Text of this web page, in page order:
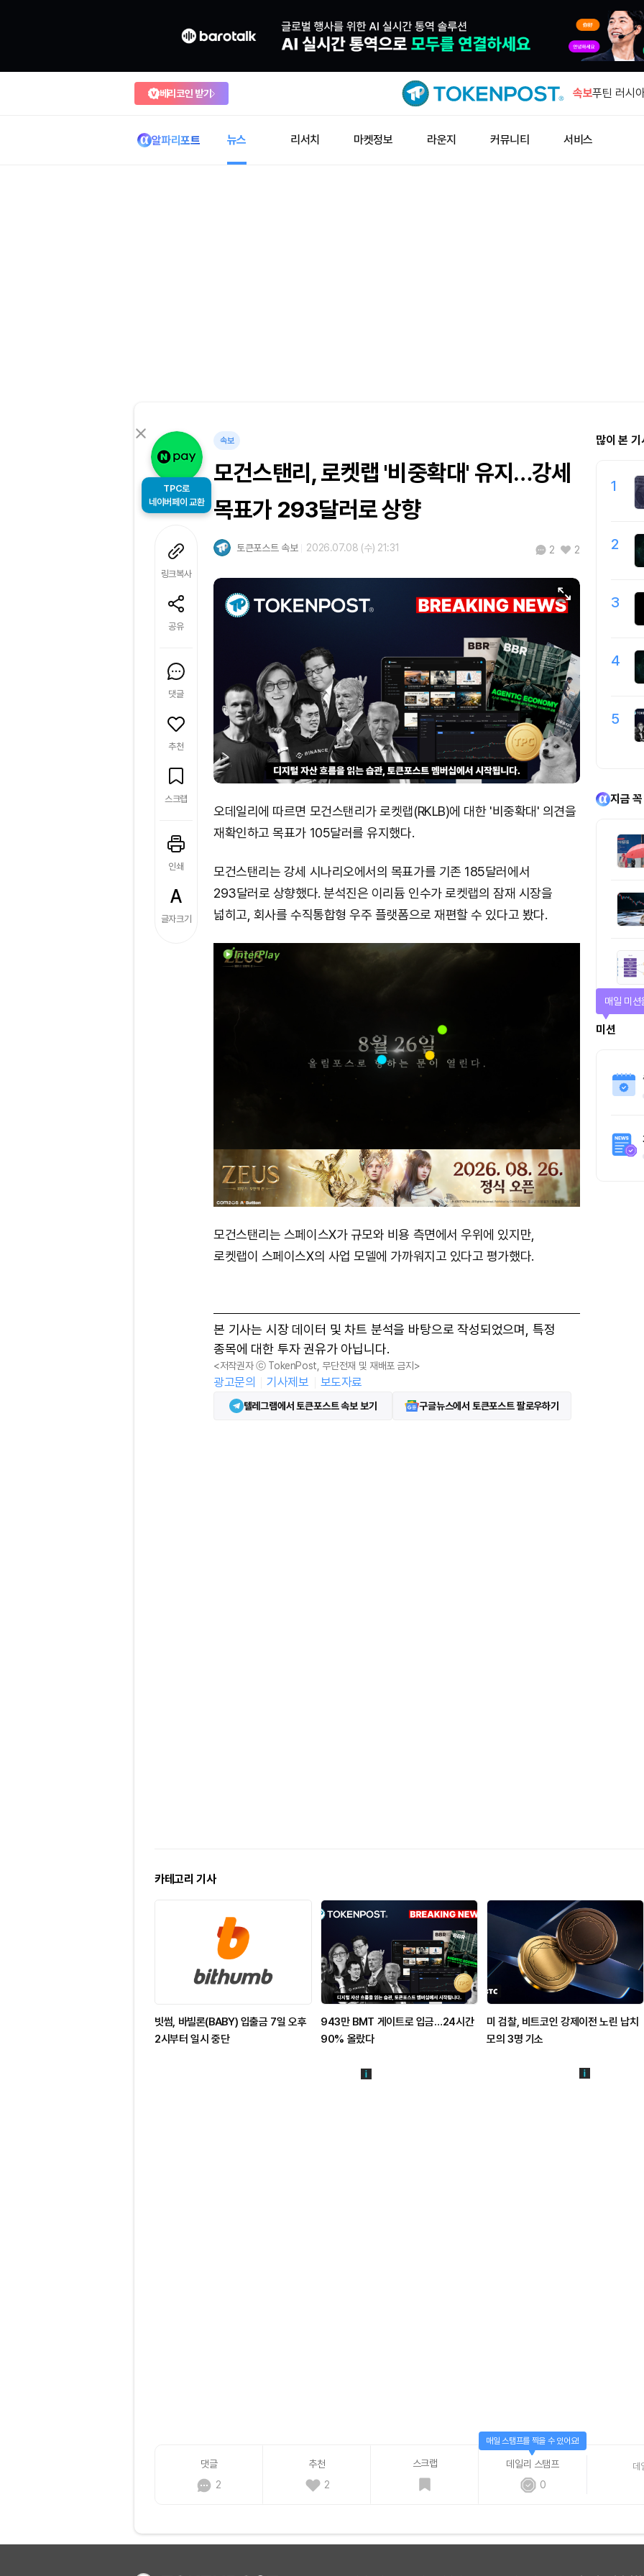
베리코인 받기 속보
비트겟,
푸틴 러시
알파리포트 뉴스 리서치 마켓정보 라운지 커뮤니티 서비스
TPC로
네이버페이 교환
링크복사
공유
댓글
추천
스크랩
인쇄
글자크기
속보
모건스탠리, 로켓랩 '비중확대' 유지…강세
목표가 293달러로 상향
토큰포스트 속보 2026.07.08 (수) 21:31 2 2
오데일리에 따르면 모건스탠리가 로켓랩(RKLB)에 대한 '비중확대' 의견을
재확인하고 목표가 105달러를 유지했다.
모건스탠리는 강세 시나리오에서의 목표가를 기존 185달러에서
293달러로 상향했다. 분석진은 이리듐 인수가 로켓랩의 잠재 시장을
넓히고, 회사를 수직통합형 우주 플랫폼으로 재편할 수 있다고 봤다.
모건스탠리는 스페이스X가 규모와 비용 측면에서 우위에 있지만,
로켓랩이 스페이스X의 사업 모델에 가까워지고 있다고 평가했다.
본 기사는 시장 데이터 및 차트 분석을 바탕으로 작성되었으며, 특정
종목에 대한 투자 권유가 아닙니다.
<저작권자 ⓒ TokenPost, 무단전재 및 재배포 금지>
광고문의 기사제보 보도자료
텔레그램에서 토큰포스트 속보 보기 구글뉴스에서 토큰포스트 팔로우하기
많이 본 기
1
2
3
4
5
지금
미션
매일 미션
카테고리 기사
빗썸, 바빌론(BABY) 입출금 7일 오후
2시부터 일시 중단
943만 BMT 게이트로 입금…24시간
90% 올랐다
미 검찰, 비트코인 강제이전 노린 납치
모의 3명 기소
댓글
2
추천
2
스크랩
데일리 스탬프
0
매일 스탬프를 찍을 수 있어요!
데